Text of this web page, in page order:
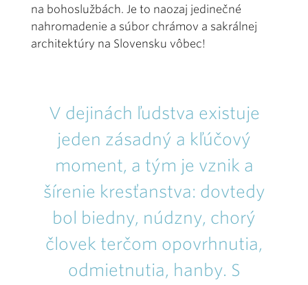
na bohoslužbách. Je to naozaj jedinečné
nahromadenie a súbor chrámov a sakrálnej
architektúry na Slovensku vôbec!
V dejinách ľudstva existuje
jeden zásadný a kľúčový
moment, a tým je vznik a
šírenie kresťanstva: dovtedy
bol biedny, núdzny, chorý
človek terčom opovrhnutia,
odmietnutia, hanby. S